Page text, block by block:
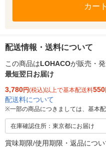
カー
配送情報・送料について
この商品はLOHACOが販売・発
最短翌日お届け
3,780円(税込)以上で基本配送料550
配送料について
※一部の商品につきましては、基本
在庫確認住所：東京都にお届け
賞味期限/使用期限・返品につい